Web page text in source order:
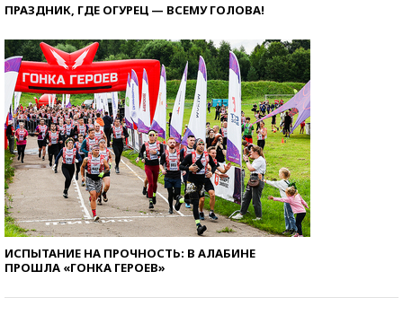
ПРАЗДНИК, ГДЕ ОГУРЕЦ — ВСЕМУ ГОЛОВА!
ИСПЫТАНИЕ НА ПРОЧНОСТЬ: В АЛАБИНЕ
ПРОШЛА «ГОНКА ГЕРОЕВ»